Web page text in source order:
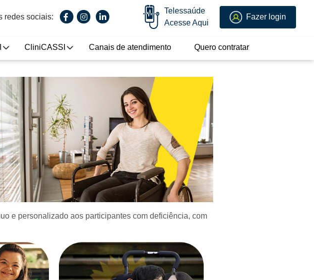
redes sociais:
Telessaúde
Acesse Aqui
Fazer login
CliniCASSI Canais de atendimento Quero contratar
e personalizado aos participantes com deficiência, com